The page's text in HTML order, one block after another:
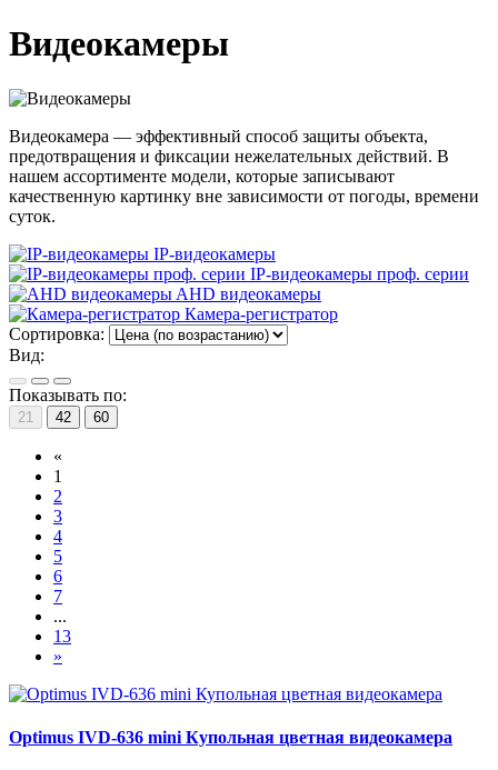
Видеокамеры
Видеокамера — эффективный способ защиты объекта,
предотвращения и фиксации нежелательных действий. В
нашем ассортименте модели, которые записывают
качественную картинку вне зависимости от погоды, времени
суток.
IP-видеокамеры
IP-видеокамеры проф. серии
AHD видеокамеры
Камера-регистратор
Сортировка:
Вид:
Показывать по:
21 42 60
«
1
2
3
4
5
6
7
...
13
»
Optimus IVD-636 mini Купольная цветная видеокамера